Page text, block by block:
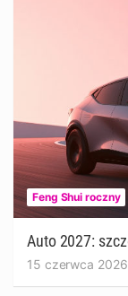
Feng Shui roczny
Auto 2027:
15 czerwca 2026